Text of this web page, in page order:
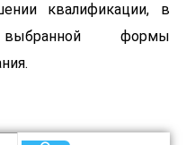
квалификации, в
формы